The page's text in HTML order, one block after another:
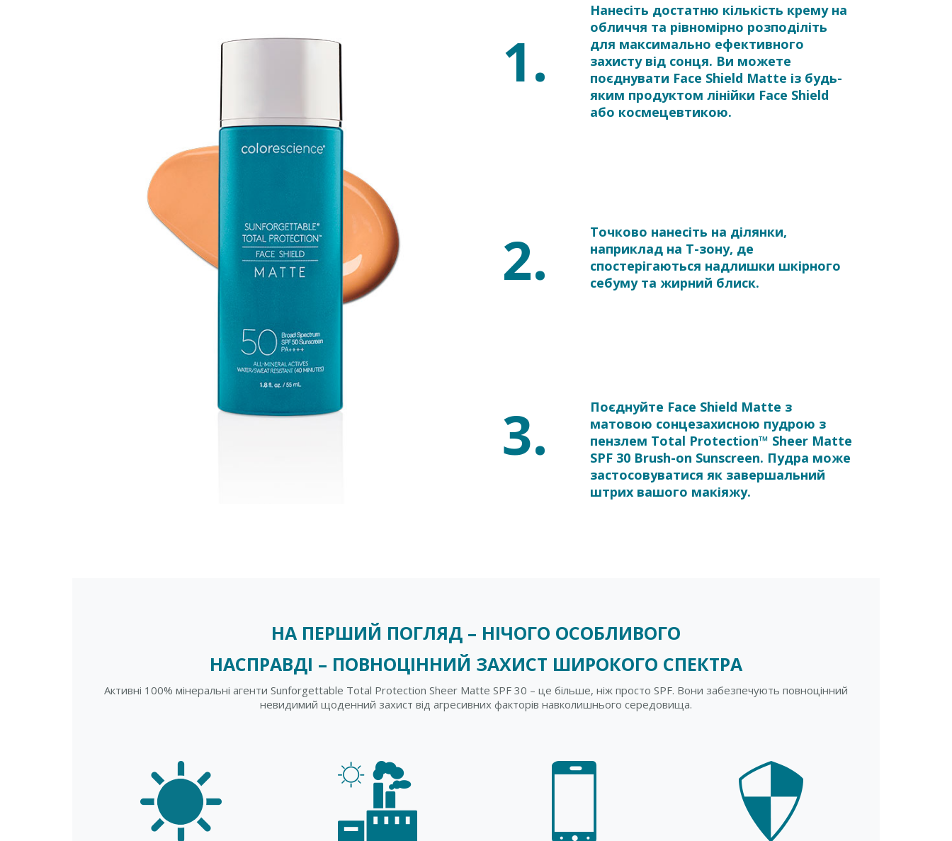
1.
Нанесіть достатню кількість крему на
обличчя та рівномірно розподіліть
для максимально ефективного
захисту від сонця. Ви можете
поєднувати Face Shield Matte із будь-
яким продуктом лінійки Face Shield
або космецевтикою.
2.
Точково нанесіть на ділянки,
наприклад на Т-зону, де
спостерігаються надлишки шкірного
себуму та жирний блиск.
3.
Поєднуйте Face Shield Matte з
матовою сонцезахисною пудрою з
пензлем Total Protection™ Sheer Matte
SPF 30 Brush-on Sunscreen. Пудра може
застосовуватися як завершальний
штрих вашого макіяжу.
НА ПЕРШИЙ ПОГЛЯД – НІЧОГО ОСОБЛИВОГО
НАСПРАВДІ – ПОВНОЦІННИЙ ЗАХИСТ ШИРОКОГО СПЕКТРА
Активні 100% мінеральні агенти Sunforgettable Total Protection Sheer Matte SPF 30 – це більше, ніж просто SPF. Вони забезпечують повноцінний
невидимий щоденний захист від агресивних факторів навколишнього середовища.